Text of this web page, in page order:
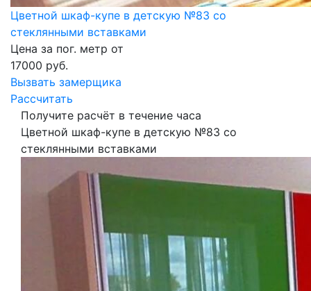
Цветной шкаф-купе в детскую №83 со
стеклянными вставками
Цена за пог. метр от
17000 руб.
Вызвать замерщика
Рассчитать
Получите расчёт в течение часа
Цветной шкаф-купе в детскую №83 со
стеклянными вставками